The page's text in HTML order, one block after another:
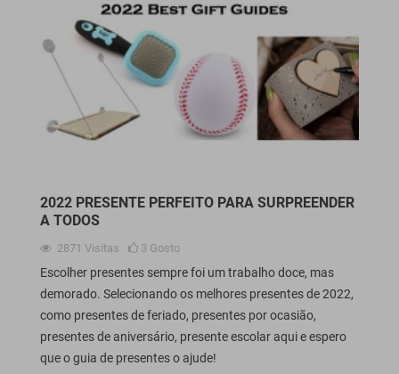
2022 PRESENTE PERFEITO PARA SURPREENDER
A TODOS
2871 Visitas 3 Gosto
Escolher presentes sempre foi um trabalho doce, mas
demorado. Selecionando os melhores presentes de 2022,
como presentes de feriado, presentes por ocasião,
presentes de aniversário, presente escolar aqui e espero
que o guia de presentes o ajude!